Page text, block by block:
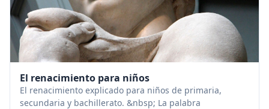
El renacimiento para niños
El renacimiento explicado para niños de primaria,
secundaria y bachillerato. &nbsp; La palabra